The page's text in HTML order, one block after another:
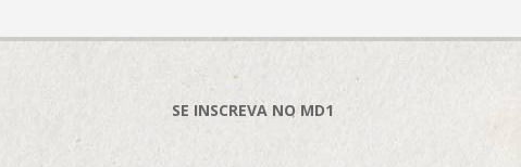
SE INSCREVA NO MD1